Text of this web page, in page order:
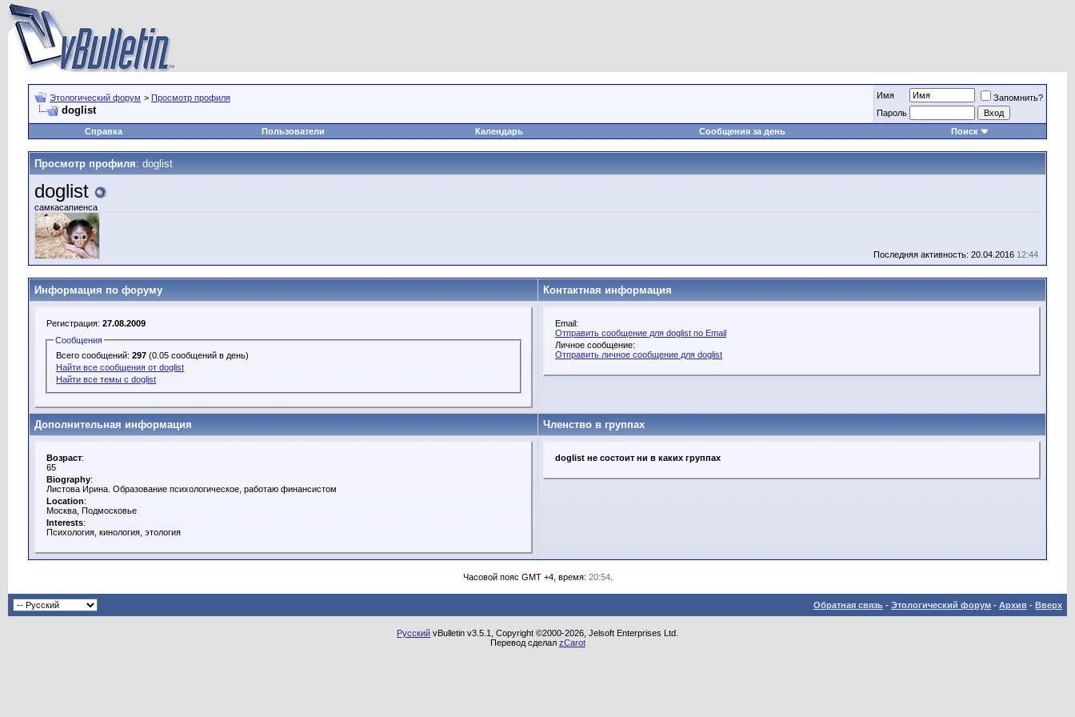
Этологический форум > Просмотр профиля
doglist
Имя
Запомнить?
Пароль
Справка
Пользователи Календарь Сообщения за день Поиск
Просмотр профиля: doglist
doglist
самкасапиенса
Последняя активность: 20.04.2016 12:44
Информация по форуму Контактная информация
Регистрация: 27.08.2009
Сообщения
Всего сообщений:297 (0.05 сообщений в день)
Найти все сообщения от doglist
Найти все темы с doglist
Email:
Отправить сообщение для doglist по Email
Личное сообщение:
Отправить личное сообщение для doglist
Дополнительная информация Членство в группах
Возраст:
65
Biography:
Листова Ирина. Образование психологическое, работаю финансистом
Location:
Москва, Подмосковье
Interests:
Психология, кинология, этология
doglist не состоит ни в каких группах
Часовой пояс GMT +4, время: 20:54.
Обратная связь - Этологический форум - Архив - Вверх
Русский vBulletin v3.5.1, Copyright ©2000-2026, Jelsoft Enterprises Ltd.
Перевод сделал zCarot